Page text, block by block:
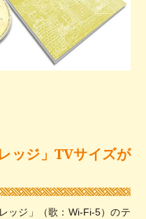
ッジ」TVサイズが
ッジ」（歌：Wi-Fi-5）のテ